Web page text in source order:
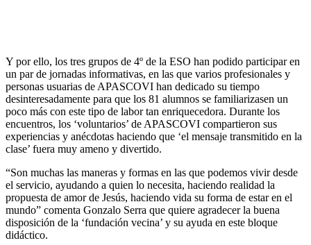
Y por ello, los tres grupos de 4º de la ESO han podido participar en
un par de jornadas informativas, en las que varios profesionales y
personas usuarias de APASCOVI han dedicado su tiempo
desinteresadamente para que los 81 alumnos se familiarizasen un
poco más con este tipo de labor tan enriquecedora. Durante los
encuentros, los ‘voluntarios’ de APASCOVI compartieron sus
experiencias y anécdotas haciendo que ‘el mensaje transmitido en la
clase’ fuera muy ameno y divertido.
“Son muchas las maneras y formas en las que podemos vivir desde
el servicio, ayudando a quien lo necesita, haciendo realidad la
propuesta de amor de Jesús, haciendo vida su forma de estar en el
mundo” comenta Gonzalo Serra que quiere agradecer la buena
disposición de la ‘fundación vecina’ y su ayuda en este bloque
didáctico.